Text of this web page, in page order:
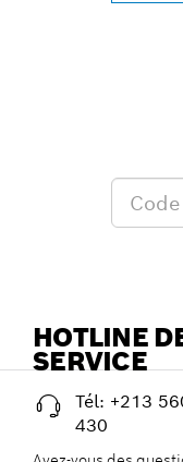
HOTLINE
SERVICE
Tél: +213
430